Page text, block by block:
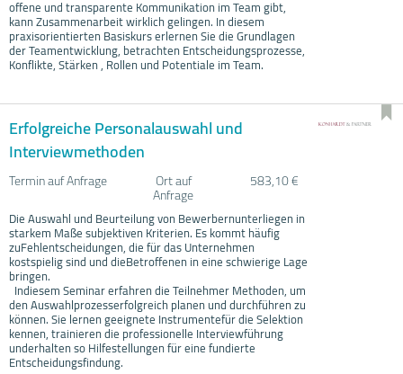
offene und transparente Kommunikation im Team gibt,
kann Zusammenarbeit wirklich gelingen. In diesem
praxisorientierten Basiskurs erlernen Sie die Grundlagen
der Teamentwicklung, betrachten Entscheidungsprozesse,
Konflikte, Stärken , Rollen und Potentiale im Team.
Erfolgreiche Personalauswahl und
Interviewmethoden
Termin auf Anfrage Ort auf
Anfrage
583,10 €
Die Auswahl und Beurteilung von Bewerbernunterliegen in
starkem Maße subjektiven Kriterien. Es kommt häufig
zuFehlentscheidungen, die für das Unternehmen
kostspielig sind und dieBetroffenen in eine schwierige Lage
bringen.
Indiesem Seminar erfahren die Teilnehmer Methoden, um
den Auswahlprozesserfolgreich planen und durchführen zu
können. Sie lernen geeignete Instrumentefür die Selektion
kennen, trainieren die professionelle Interviewführung
underhalten so Hilfestellungen für eine fundierte
Entscheidungsfindung.